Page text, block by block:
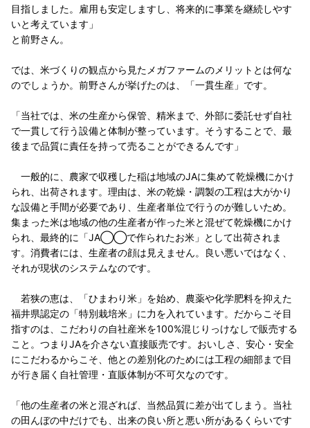
目指しました。雇用も安定しますし、将来的に事業を継続しやす
いと考えています」
と前野さん。
では、米づくりの観点から見たメガファームのメリットとは何な
のでしょうか。前野さんが挙げたのは、「一貫生産」です。
「当社では、米の生産から保管、精米まで、外部に委託せず自社
で一貫して行う設備と体制が整っています。そうすることで、最
後まで品質に責任を持って売ることができるんです」
一般的に、農家で収穫した稲は地域のJAに集めて乾燥機にかけ
られ、出荷されます。理由は、米の乾燥・調製の工程は大がかり
な設備と手間が必要であり、生産者単位で行うのが難しいため。
集まった米は地域の他の生産者が作った米と混ぜて乾燥機にかけ
られ、最終的に「JA◯◯で作られたお米」として出荷されま
す。消費者には、生産者の顔は見えません。良い悪いではなく、
それが現状のシステムなのです。
若狭の恵は、「ひまわり米」を始め、農薬や化学肥料を抑えた
福井県認定の「特別栽培米」に力を入れています。だからこそ目
指すのは、こだわりの自社産米を100%混じりっけなしで販売する
こと。つまりJAを介さない直接販売です。おいしさ、安心・安全
にこだわるからこそ、他との差別化のためには工程の細部まで目
が行き届く自社管理・直販体制が不可欠なのです。
「他の生産者の米と混ざれば、当然品質に差が出てしまう。当社
の田んぼの中だけでも、出来の良い所と悪い所があるくらいです